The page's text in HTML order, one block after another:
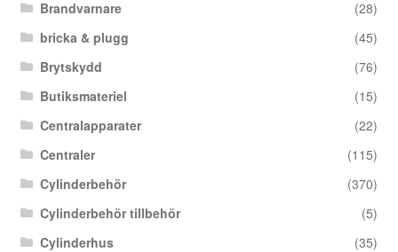
Brandvarnare
(28)
bricka & plugg
(45)
Brytskydd
(76)
Butiksmateriel
(15)
Centralapparater
(22)
Centraler
(115)
Cylinderbehör
(370)
Cylinderbehör tillbehör
(5)
Cylinderhus
(35)